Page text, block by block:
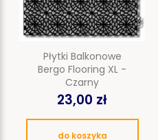
Płytki Balkonowe
Bergo Flooring XL -
Czarny
23,00 zł
do koszyka